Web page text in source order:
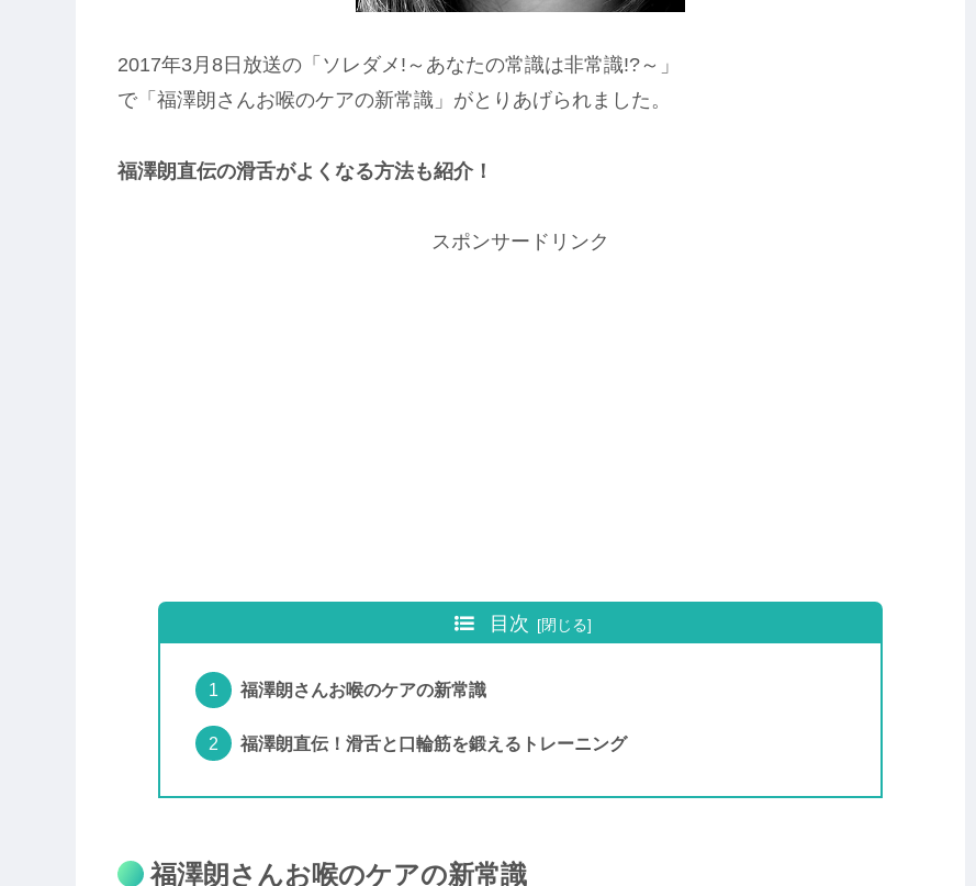
2017年3月8日放送の「ソレダメ!～あなたの常識は非常識!?～」
で「福澤朗さんお喉のケアの新常識」がとりあげられました。
福澤朗直伝の滑舌がよくなる方法も紹介！
スポンサードリンク
目次
福澤朗さんお喉のケアの新常識
福澤朗直伝！滑舌と口輪筋を鍛えるトレーニング
福澤朗さんお喉のケアの新常識